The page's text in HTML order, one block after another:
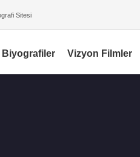
Sitesi
Biyografiler Vizyon Filmler